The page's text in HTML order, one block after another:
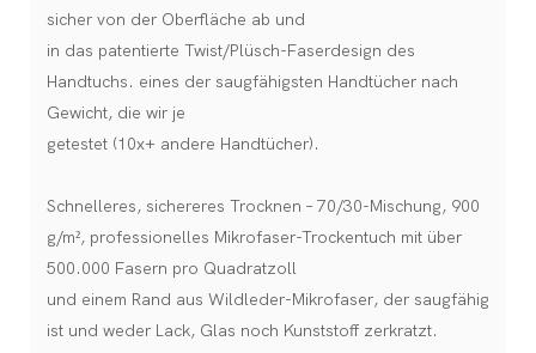
sicher von der Oberfläche ab und
in das patentierte Twist/Plüsch-Faserdesign des
Handtuchs. eines der saugfähigsten Handtücher nach
Gewicht, die wir je
getestet (10x+ andere Handtücher).
Schnelleres, sichereres Trocknen – 70/30-Mischung, 900
g/m², professionelles Mikrofaser-Trockentuch mit über
500.000 Fasern pro Quadratzoll
und einem Rand aus Wildleder-Mikrofaser, der saugfähig
ist und weder Lack, Glas noch Kunststoff zerkratzt.